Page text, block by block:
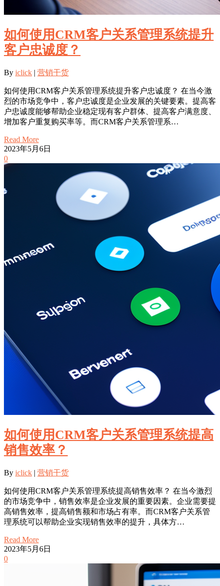
如何使用CRM客户关系管理系统提升
客户忠诚度？
By iclick | 营销干货
如何使用CRM客户关系管理系统提升客户忠诚度？ 在当今激
烈的市场竞争中，客户忠诚度是企业发展的关键要素。提高客
户忠诚度能够帮助企业稳定现有客户群体、提高客户满意度、
增加客户重复购买率等。而CRM客户关系管理系…
Read More
2023年5月6日
0
如何使用CRM客户关系管理系统提高
销售效率？
By iclick | 营销干货
如何使用CRM客户关系管理系统提高销售效率？ 在当今激烈
的市场竞争中，销售效率是企业发展的重要因素。企业需要提
高销售效率，提高销售额和市场占有率。而CRM客户关系管
理系统可以帮助企业实现销售效率的提升，具体方…
Read More
2023年5月6日
0